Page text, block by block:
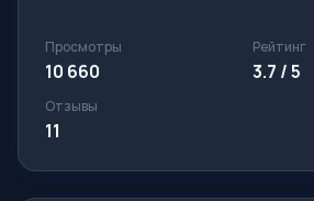
Просмотры
10 660
Рейтинг
3.7 / 5
Отзывы
11